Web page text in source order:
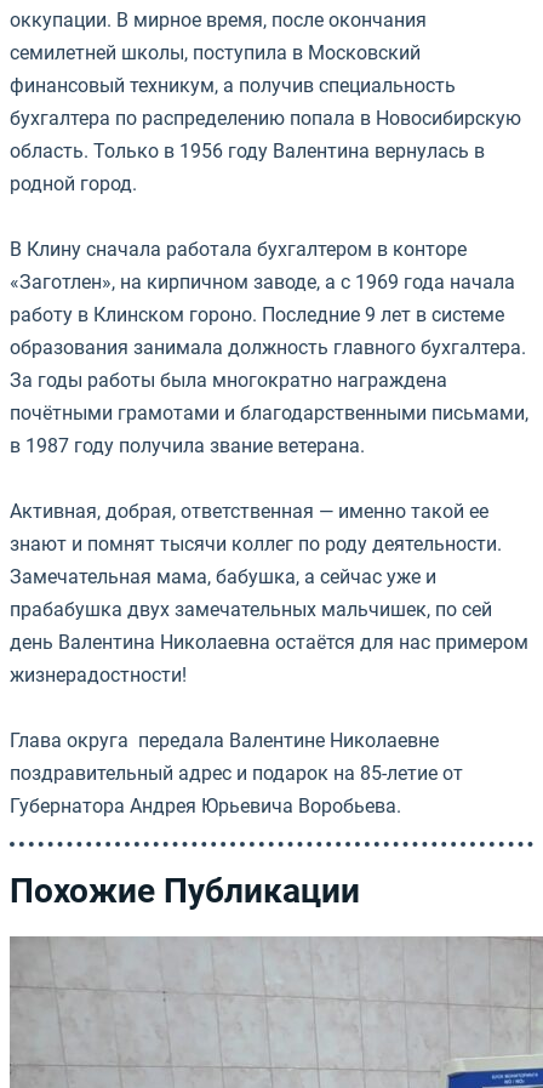
оккупации. В мирное время, после окончания
семилетней школы, поступила в Московский
финансовый техникум, а получив специальность
бухгалтера по распределению попала в Новосибирскую
область. Только в 1956 году Валентина вернулась в
родной город.
В Клину сначала работала бухгалтером в конторе
«Заготлен», на кирпичном заводе, а с 1969 года начала
работу в Клинском гороно. Последние 9 лет в системе
образования занимала должность главного бухгалтера.
За годы работы была многократно награждена
почётными грамотами и благодарственными письмами,
в 1987 году получила звание ветерана.
Активная, добрая, ответственная — именно такой ее
знают и помнят тысячи коллег по роду деятельности.
Замечательная мама, бабушка, а сейчас уже и
прабабушка двух замечательных мальчишек, по сей
день Валентина Николаевна остаётся для нас примером
жизнерадостности!
Глава округа передала Валентине Николаевне
поздравительный адрес и подарок на 85-летие от
Губернатора Андрея Юрьевича Воробьева.
Похожие Публикации